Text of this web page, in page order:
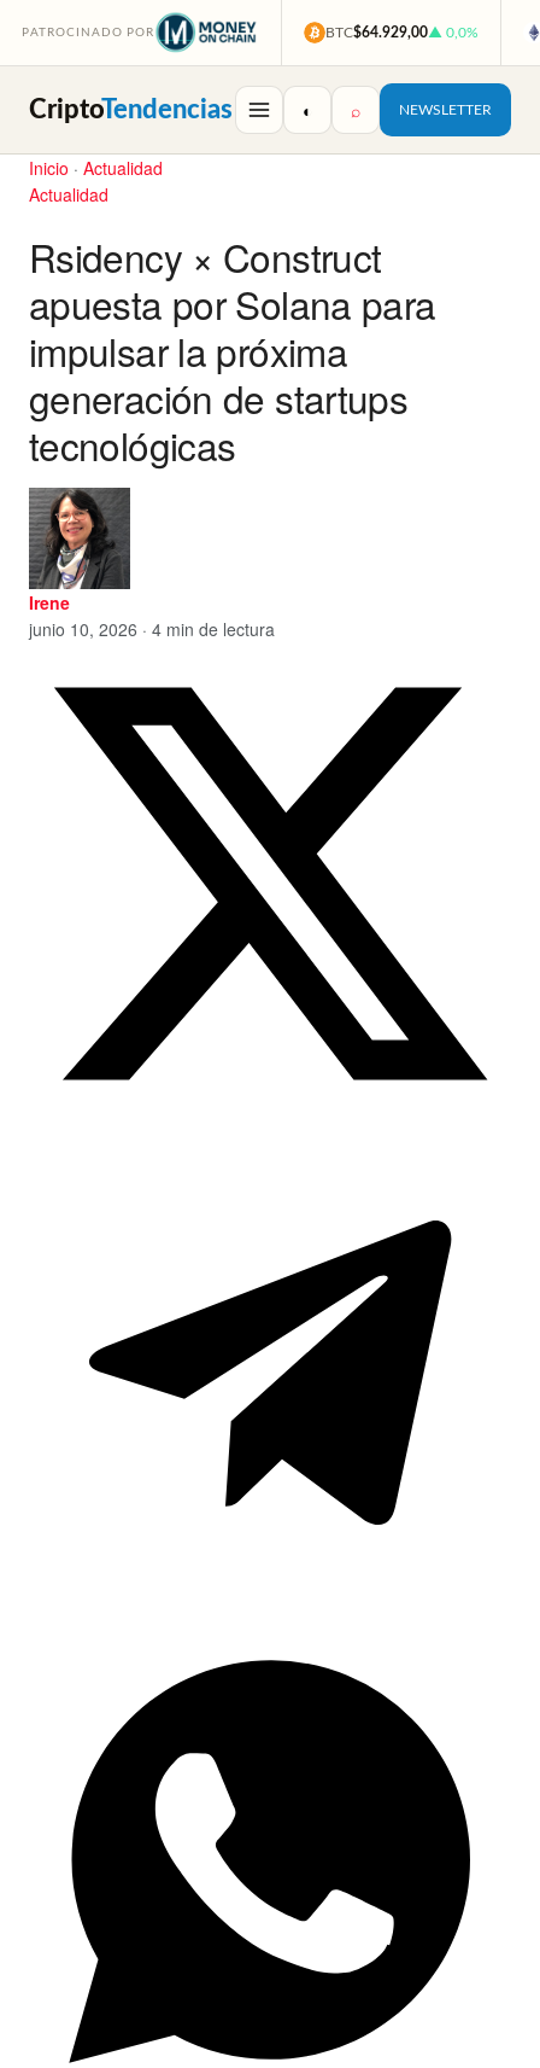
PATROCINADO POR BTC$64.929,00▲ 0,0%
CriptoTendencias ◐ ⌕ NEWSLETTER
Inicio · Actualidad
Actualidad
Rsidency × Construct
apuesta por Solana para
impulsar la próxima
generación de startups
tecnológicas
Irene
junio 10, 2026 · 4 min de lectura